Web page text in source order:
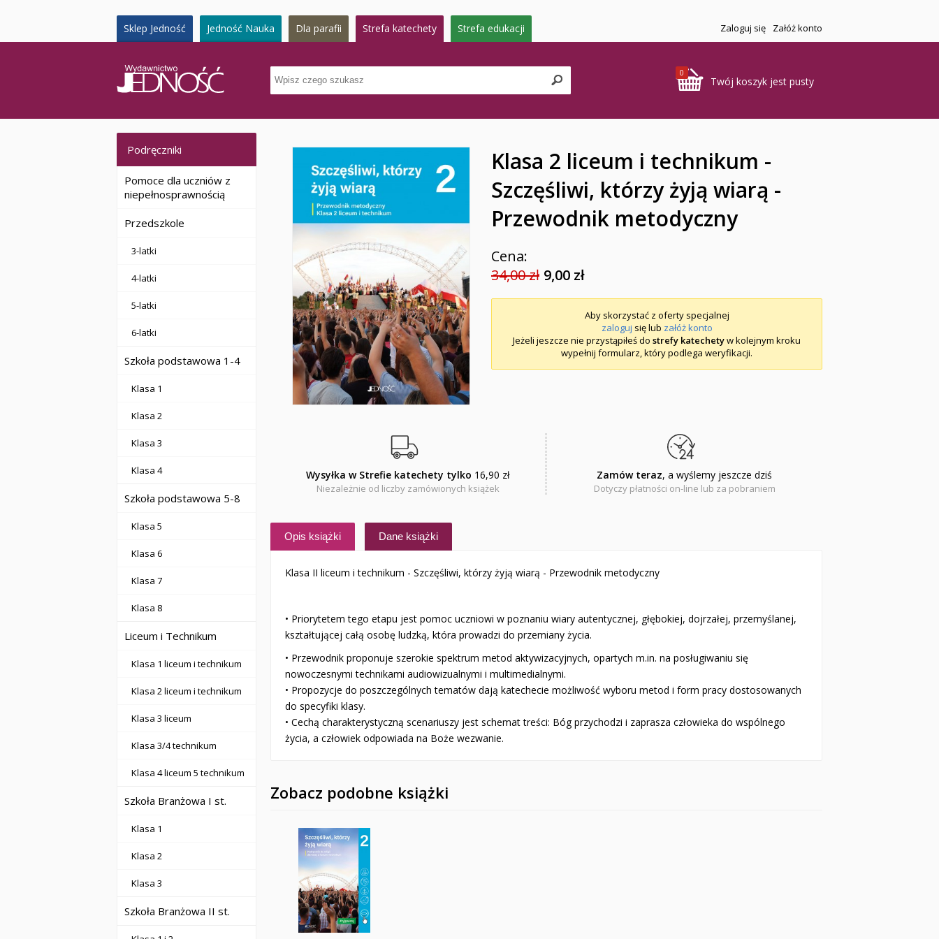
Sklep Jedność Jedność Nauka Dla parafii Strefa katechety Strefa edukacji Zaloguj się Załóż konto
0
Twój koszyk jest pusty
Podręczniki
Pomoce dla uczniów z
niepełnosprawnością
Przedszkole
3-latki
4-latki
5-latki
6-latki
Szkoła podstawowa 1-4
Klasa 1
Klasa 2
Klasa 3
Klasa 4
Szkoła podstawowa 5-8
Klasa 5
Klasa 6
Klasa 7
Klasa 8
Liceum i Technikum
Klasa 1 liceum i technikum
Klasa 2 liceum i technikum
Klasa 3 liceum
Klasa 3/4 technikum
Klasa 4 liceum 5 technikum
Szkoła Branżowa I st.
Klasa 1
Klasa 2
Klasa 3
Szkoła Branżowa II st.
Klasa 2 liceum i technikum -
Szczęśliwi, którzy żyją wiarą -
Przewodnik metodyczny
Cena:
34,00 zł 9,00 zł
Aby skorzystać z oferty specjalnej
zaloguj się lub załóż konto
Jeżeli jeszcze nie przystąpiłeś do strefy katechetyw kolejnym kroku
wypełnij formularz, który podlega weryfikacji.
Wysyłka w Strefie katechety tylko 16,90 zł
Niezależnie od liczby zamówionych książek
Zamów teraz, a wyślemy jeszcze dziś
Dotyczy płatności on-line lub za pobraniem
Opis książki Dane książki
Klasa II liceum i technikum - Szczęśliwi, którzy żyją wiarą - Przewodnik metodyczny
• Priorytetem tego etapu jest pomoc uczniowi w poznaniu wiary autentycznej, głębokiej, doj­rzałej, przemyślanej,
kształtującej całą osobę ludzką, która prowadzi do przemiany życia.
• Przewodnik proponuje szerokie spektrum metod aktywizacyjnych, opartych m.in. na posłu­giwaniu się
nowoczesnymi technikami audiowizualnymi i multimedialnymi.
• Propozycje do poszczególnych tematów dają katechecie możliwość wyboru metod i form pra­cy dostosowanych
do specyfiki klasy.
• Cechą charakterystyczną scenariuszy jest schemat treści: Bóg przychodzi i zaprasza człowie­ka do wspólnego
życia, a człowiek odpowiada na Boże wezwanie.
Zobacz podobne książki